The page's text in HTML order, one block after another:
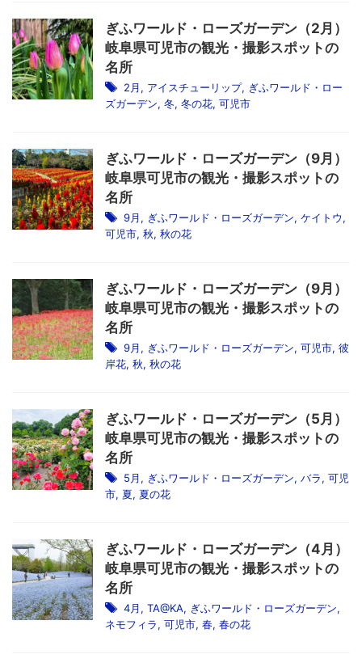
ぎふワールド・ローズガーデン（2月）
岐阜県可児市の観光・撮影スポットの
名所
2月, アイスチューリップ, ぎふワールド・ロー
ズガーデン, 冬, 冬の花, 可児市
ぎふワールド・ローズガーデン（9月）
岐阜県可児市の観光・撮影スポットの
名所
9月, ぎふワールド・ローズガーデン, ケイトウ,
可児市, 秋, 秋の花
ぎふワールド・ローズガーデン（9月）
岐阜県可児市の観光・撮影スポットの
名所
9月, ぎふワールド・ローズガーデン, 可児市, 彼
岸花, 秋, 秋の花
ぎふワールド・ローズガーデン（5月）
岐阜県可児市の観光・撮影スポットの
名所
5月, ぎふワールド・ローズガーデン, バラ, 可児
市, 夏, 夏の花
ぎふワールド・ローズガーデン（4月）
岐阜県可児市の観光・撮影スポットの
名所
4月, TA@KA, ぎふワールド・ローズガーデン,
ネモフィラ, 可児市, 春, 春の花